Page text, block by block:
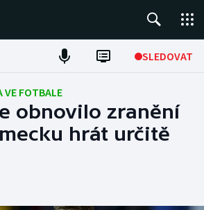
SLEDOVAT
VE FOTBALE
obnovilo zranění
hrát určitě